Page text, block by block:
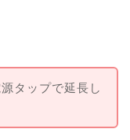
タップで延長し